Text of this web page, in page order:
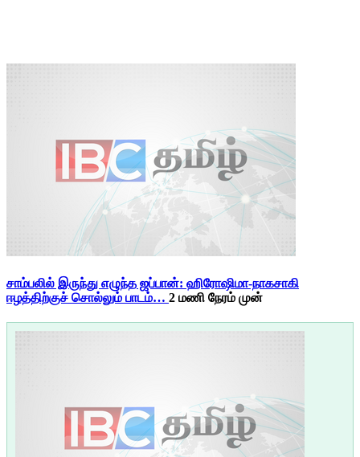
சாம்பலில் இருந்து எழுந்த ஜப்பான்: ஹிரோஷிமா-நாகசாகி
ஈழத்திற்குச் சொல்லும் பாடம்… 2 மணி நேரம் முன்